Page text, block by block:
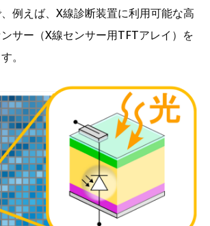
例えば、X線診断装置に利用可能な高
サー（X線センサー用TFTアレイ）を
。